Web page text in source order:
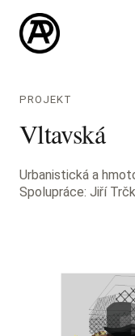
PROJEKT
Vltavská
Urbanistická a
Spolupráce: Jiří